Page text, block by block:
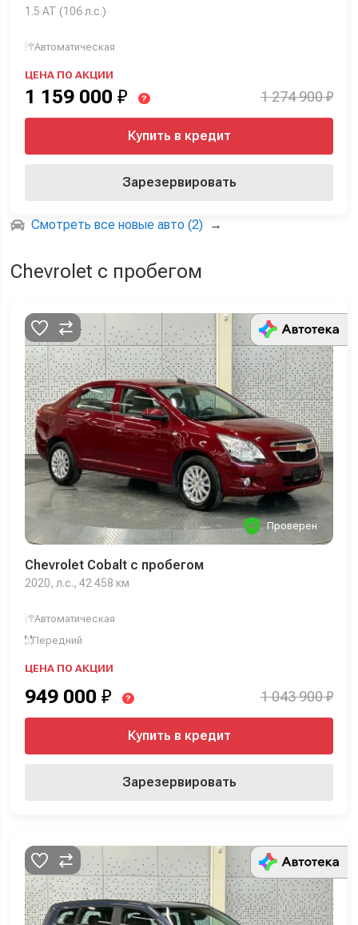
1.5 AT (106 л.с.)
Автоматическая
ЦЕНА ПО АКЦИИ
1 159 000 ₽ ? 1 274 900 ₽
Купить в кредит
Зарезервировать
Смотреть все новые авто (2) →
Chevrolet с пробегом
Проверен
Chevrolet Cobalt с пробегом
2020, л.с., 42 458 км
Автоматическая
Передний
ЦЕНА ПО АКЦИИ
949 000 ₽ ? 1 043 900 ₽
Купить в кредит
Зарезервировать